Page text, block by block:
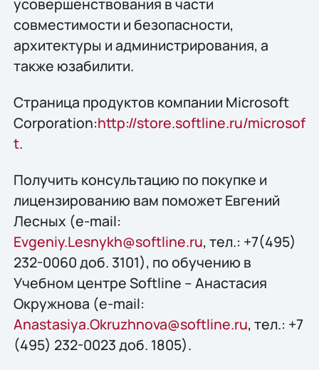
совместимости и безопасности,
архитектуры и администрирования, а
также юзабилити.
Страница продуктов компании Microsoft
Corporation:http://store.softline.ru/microsof
t.
Получить консультацию по покупке и
лицензированию вам поможет Евгений
Лесных (e-mail:
Evgeniy.Lesnykh@softline.ru, тел.: +7(495)
232-0060 доб. 3101), по обучению в
Учебном центре Softline – Анастасия
Окружнова (e-mail:
Anastasiya.Okruzhnova@softline.ru, тел.: +7
(495) 232-0023 доб. 1805).